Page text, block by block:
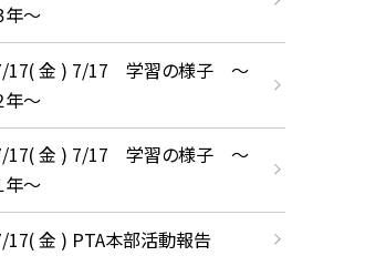
年～
17( 金 ) 7/17 学習の様子 ～
年～
17( 金 ) 7/17 学習の様子 ～
年～
17( 金 ) PTA本部活動報告